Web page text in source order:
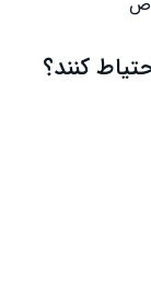
کنند؟